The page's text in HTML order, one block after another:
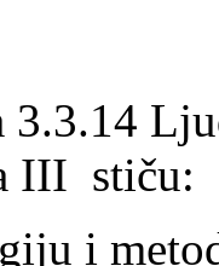
III stiču:
i